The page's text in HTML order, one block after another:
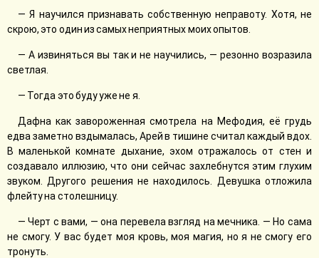
— Я научился признавать собственную неправоту. Хотя, не
скрою, это один из самых неприятных моих опытов.
— А извиняться вы так и не научились, — резонно возразила
светлая.
— Тогда это буду уже не я.
Дафна как завороженная смотрела на Мефодия, её грудь
едва заметно вздымалась, Арей в тишине считал каждый вдох.
В маленькой комнате дыхание, эхом отражалось от стен и
создавало иллюзию, что они сейчас захлебнутся этим глухим
звуком. Другого решения не находилось. Девушка отложила
флейту на столешницу.
— Черт с вами, — она перевела взгляд на мечника. — Но сама
не смогу. У вас будет моя кровь, моя магия, но я не смогу его
тронуть.